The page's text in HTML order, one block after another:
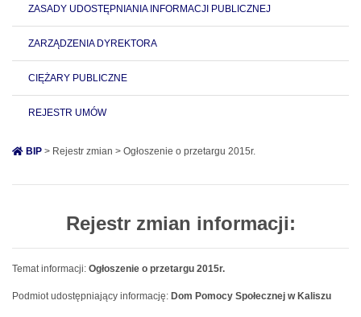
ZASADY UDOSTĘPNIANIA INFORMACJI PUBLICZNEJ
ZARZĄDZENIA DYREKTORA
CIĘŻARY PUBLICZNE
REJESTR UMÓW
BIP > Rejestr zmian > Ogłoszenie o przetargu 2015r.
Rejestr zmian informacji:
Temat informacji: Ogłoszenie o przetargu 2015r.
Podmiot udostępniający informację: Dom Pomocy Społecznej w Kaliszu